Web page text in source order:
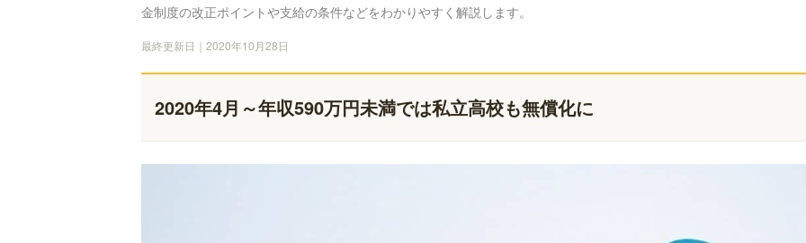
最終更新日｜2020年10月28日
金制度の改正ポイントや支給の条件などをわかりやすく解説します。
2020年4月～年収590万円未満では私立高校も無償化に